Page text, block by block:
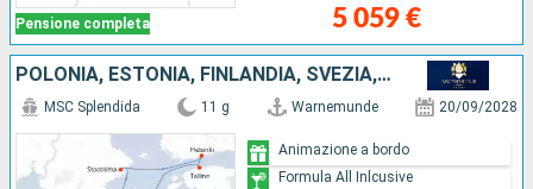
Pensione completa 5 059 €
POLONIA, ESTONIA, FINLANDIA, SVEZIA, DANIMARCA, GERMANIA
MSC Splendida 11 g Warnemunde 20/09/2028
Animazione a bordo
Formula All Inlcusive